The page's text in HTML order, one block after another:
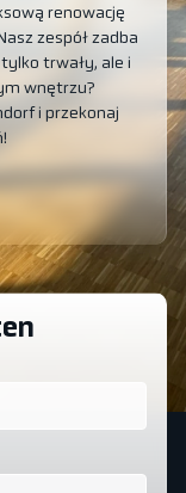
renowację
zespół zadba
trwały, ale i
wnętrzu?
i przekonaj